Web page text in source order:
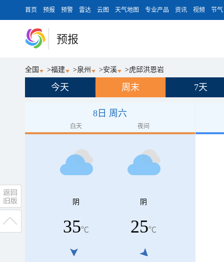
首页 预报 预警 雷达 云图 天气地图 专业产品 资讯 视频 节气
预报
全国 >福建 >泉州 >安溪 >虎邱洪恩岩
今天 周末 7天
8日 周六
白天 夜间
阴
35℃
阴
25℃